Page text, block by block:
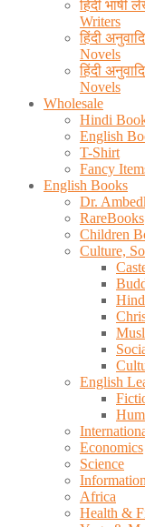
हिंदी
Writers
हिंदी
Novels
हिंदी
Novels
Wholesale
Hindi
English
T-Shirt
Fancy
English Books
Dr.
RareBooks
Children
Culture,
English
Economics
Science
Africa
Health &